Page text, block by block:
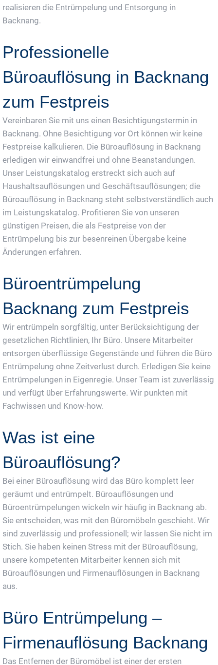
realisieren die Entrümpelung und Entsorgung in
Backnang.
Professionelle
Büroauflösung in Backnang
zum Festpreis
Vereinbaren Sie mit uns einen Besichtigungstermin in
Backnang. Ohne Besichtigung vor Ort können wir keine
Festpreise kalkulieren. Die Büroauflösung in Backnang
erledigen wir einwandfrei und ohne Beanstandungen.
Unser Leistungskatalog erstreckt sich auch auf
Haushaltsauflösungen und Geschäftsauflösungen; die
Büroauflösung in Backnang steht selbstverständlich auch
im Leistungskatalog. Profitieren Sie von unseren
günstigen Preisen, die als Festpreise von der
Entrümpelung bis zur besenreinen Übergabe keine
Änderungen erfahren.
Büroentrümpelung
Backnang zum Festpreis
Wir entrümpeln sorgfältig, unter Berücksichtigung der
gesetzlichen Richtlinien, Ihr Büro. Unsere Mitarbeiter
entsorgen überflüssige Gegenstände und führen die Büro
Entrümpelung ohne Zeitverlust durch. Erledigen Sie keine
Entrümpelungen in Eigenregie. Unser Team ist zuverlässig
und verfügt über Erfahrungswerte. Wir punkten mit
Fachwissen und Know-how.
Was ist eine
Büroauflösung?
Bei einer Büroauflösung wird das Büro komplett leer
geräumt und entrümpelt. Büroauflösungen und
Büroentrümpelungen wickeln wir häufig in Backnang ab.
Sie entscheiden, was mit den Büromöbeln geschieht. Wir
sind zuverlässig und professionell; wir lassen Sie nicht im
Stich. Sie haben keinen Stress mit der Büroauflösung,
unsere kompetenten Mitarbeiter kennen sich mit
Büroauflösungen und Firmenauflösungen in Backnang
aus.
Büro Entrümpelung –
Firmenauflösung Backnang
Das Entfernen der Büromöbel ist einer der ersten